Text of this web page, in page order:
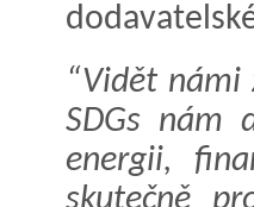
“Vidět námi
SDGs nám
energii,
skutečně